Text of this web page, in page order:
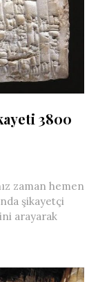
3800
zaman hemen
şikayetçi
arayarak